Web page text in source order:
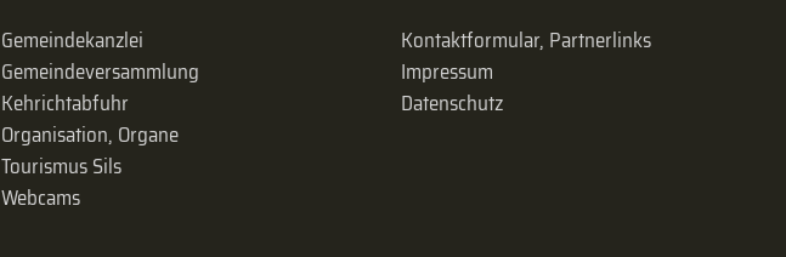
Gemeindekanzlei
Gemeinde­versammlung
Kehrichtabfuhr
Organisation, Organe
Tourismus Sils
Webcams
Kontaktformular, Partnerlinks
Impressum
Datenschutz